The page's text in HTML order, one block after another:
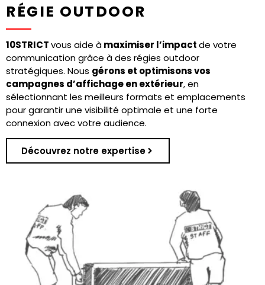
RÉGIE OUTDOOR
10STRICTvous aide àmaximiser l’impactde votre
communication grâce à des régies outdoor
stratégiques. Nous gérons et optimisons vos
campagnes d’affichage en extérieur, en
sélectionnant les meilleurs formats et emplacements
pour garantir une visibilité optimale et une forte
connexion avec votre audience.
Découvrez notre expertise